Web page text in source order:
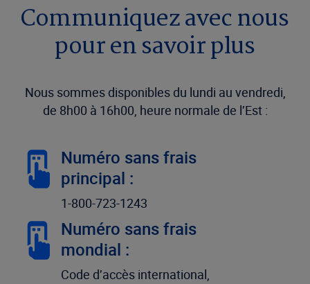
Communiquez avec nous
pour en savoir plus
Nous sommes disponibles du lundi au vendredi,
de 8h00 à 16h00, heure normale de l’Est :
Numéro sans frais
principal :
1-800-723-1243
Numéro sans frais
mondial :
Code d’accès international,